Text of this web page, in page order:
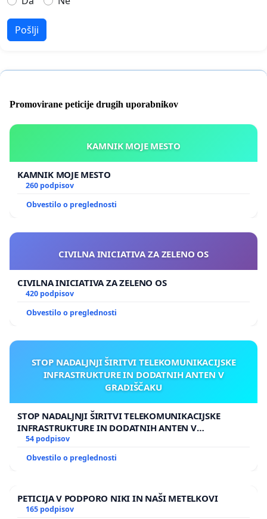
Pošlji
Promovirane peticije drugih uporabnikov
KAMNIK MOJE MESTO
KAMNIK MOJE MESTO
260 podpisov
Obvestilo o preglednosti
CIVILNA INICIATIVA ZA ZELENO OS
CIVILNA INICIATIVA ZA ZELENO OS
420 podpisov
Obvestilo o preglednosti
STOP NADALJNJI ŠIRITVI TELEKOMUNIKACIJSKE
INFRASTRUKTURE IN DODATNIH ANTEN V
GRADIŠČAKU
STOP NADALJNJI ŠIRITVI TELEKOMUNIKACIJSKE
INFRASTRUKTURE IN DODATNIH ANTEN V
GRADIŠČAKU
54 podpisov
Obvestilo o preglednosti
PETICIJA V PODPORO NIKI IN NAŠI METELKOVI
165 podpisov